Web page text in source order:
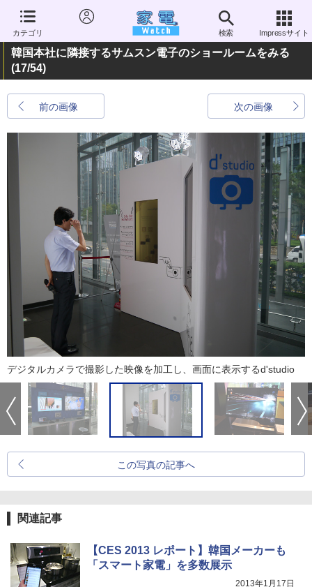
カテゴリ 検索 Impressサイト
韓国本社に隣接するサムスン電子のショールームをみる
(17/54)
前の画像 次の画像
デジタルカメラで撮影した映像を加工し、画面に表示するd'studio
この写真の記事へ
関連記事
【CES 2013 レポート】韓国メーカーも
「スマート家電」を多数展示
2013年1月17日